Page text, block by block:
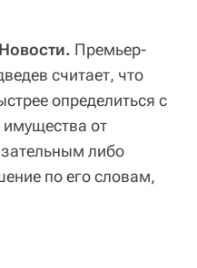
Премьер-
считает, что
определиться с
от
либо
по его словам,